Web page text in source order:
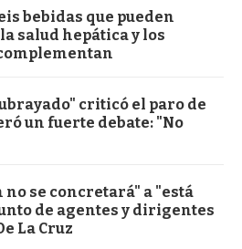
bebidas que pueden
salud hepática y los
criticó el paro de
un fuerte debate: "No
no se concretará" a "está
de agentes y dirigentes
La Cruz